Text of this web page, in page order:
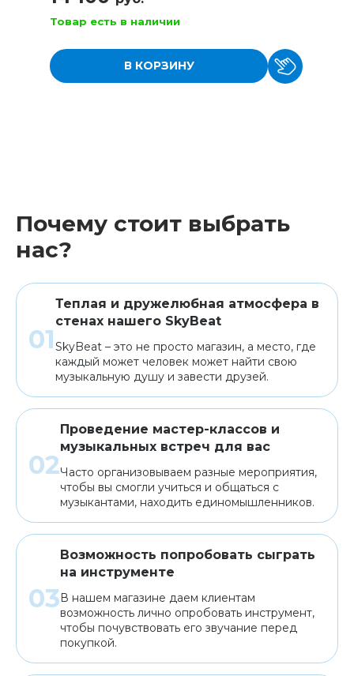
Товар есть в наличии
В КОРЗИНУ
Почему стоит выбрать
нас?
Теплая и дружелюбная атмосфера в
стенах нашего SkyBeat
SkyBeat – это не просто магазин, а место, где
каждый может человек может найти свою
музыкальную душу и завести друзей.
Проведение мастер-классов и
музыкальных встреч для вас
Часто организовываем разные мероприятия,
чтобы вы смогли учиться и общаться с
музыкантами, находить единомышленников.
Возможность попробовать сыграть
на инструменте
В нашем магазине даем клиентам
возможность лично опробовать инструмент,
чтобы почувствовать его звучание перед
покупкой.